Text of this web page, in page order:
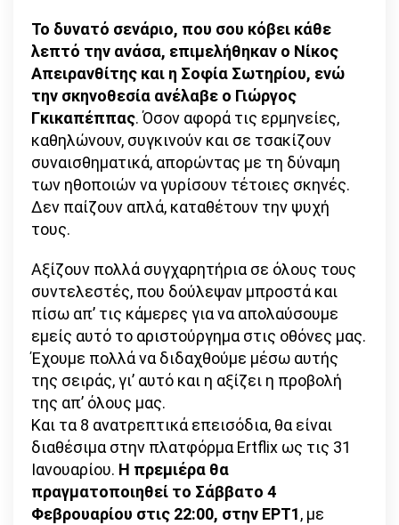
Το δυνατό σενάριο, που σου κόβει κάθε
λεπτό την ανάσα, επιμελήθηκαν ο Νίκος
Απειρανθίτης και η Σοφία Σωτηρίου, ενώ
την σκηνοθεσία ανέλαβε ο Γιώργος
Γκικαπέππας. Όσον αφορά τις ερμηνείες,
καθηλώνουν, συγκινούν και σε τσακίζουν
συναισθηματικά, απορώντας με τη δύναμη
των ηθοποιών να γυρίσουν τέτοιες σκηνές.
Δεν παίζουν απλά, καταθέτουν την ψυχή
τους.
Αξίζουν πολλά συγχαρητήρια σε όλους τους
συντελεστές, που δούλεψαν μπροστά και
πίσω απ’ τις κάμερες για να απολαύσουμε
εμείς αυτό το αριστούργημα στις οθόνες μας.
Έχουμε πολλά να διδαχθούμε μέσω αυτής
της σειράς, γι’ αυτό και η αξίζει η προβολή
της απ’ όλους μας.
Και τα 8 ανατρεπτικά επεισόδια, θα είναι
διαθέσιμα στην πλατφόρμα Εrtflix ως τις 31
Ιανουαρίου. Η πρεμιέρα θα
πραγματοποιηθεί το Σάββατο 4
Φεβρουαρίου στις 22:00, στην ΕΡΤ1, με